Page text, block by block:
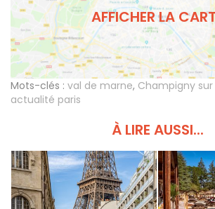
AFFICHER LA
Mots-clés : val de marne, Champigny sur
actualité paris
À LIRE AUSSI...